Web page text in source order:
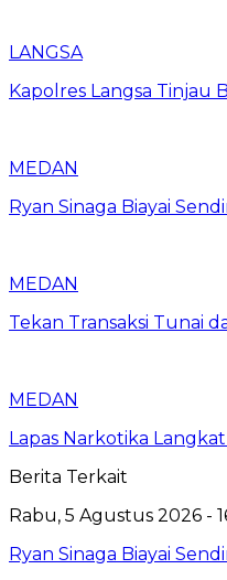
LANGSA
Kapolres Langsa Tinjau
MEDAN
Ryan Sinaga Biayai
MEDAN
Tekan Transaksi Tunai
MEDAN
Lapas Narkotika
Berita Terkait
Rabu, 5 Agustus 2026 -
Ryan Sinaga Biayai